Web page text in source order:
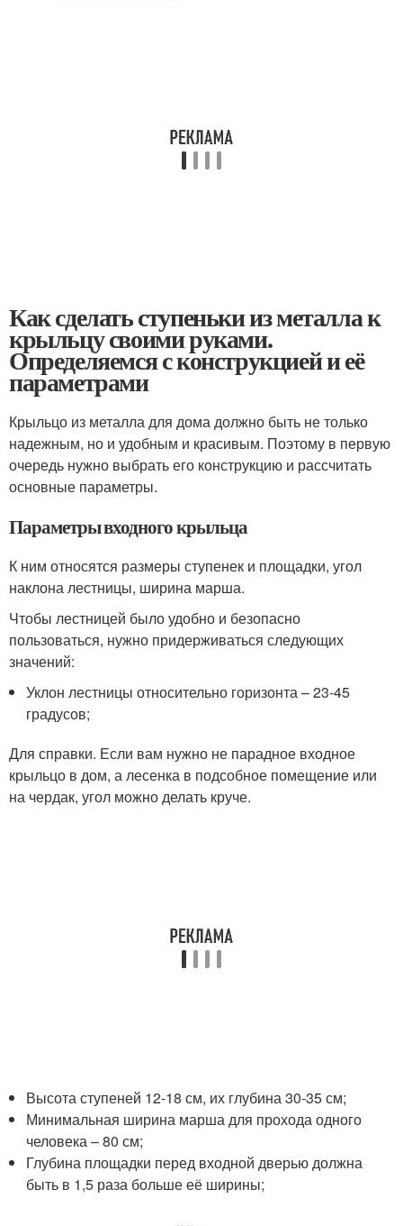
Как сделать ступеньки из металла к
крыльцу своими руками.
Определяемся с конструкцией и её
параметрами
Крыльцо из металла для дома должно быть не только
надежным, но и удобным и красивым. Поэтому в первую
очередь нужно выбрать его конструкцию и рассчитать
основные параметры.
Параметры входного крыльца
К ним относятся размеры ступенек и площадки, угол
наклона лестницы, ширина марша.
Чтобы лестницей было удобно и безопасно
пользоваться, нужно придерживаться следующих
значений:
Уклон лестницы относительно горизонта – 23-45
градусов;
Для справки. Если вам нужно не парадное входное
крыльцо в дом, а лесенка в подсобное помещение или
на чердак, угол можно делать круче.
Высота ступеней 12-18 см, их глубина 30-35 см;
Минимальная ширина марша для прохода одного
человека – 80 см;
Глубина площадки перед входной дверью должна
быть в 1,5 раза больше её ширины;